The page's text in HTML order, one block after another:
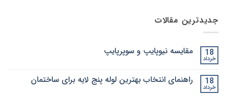
جدیدترین مقالات
18
خرداد
مقایسه نیوپایپ و سوپرپایپ
مقایسه
نیوپایپ
ثبت
نشده 18
خرداد
راهنمای انتخاب بهترین لوله پنج لایه برای ساختمان